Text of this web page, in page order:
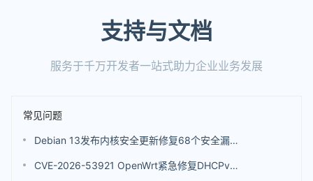
支持与文档
服务于千万开发者一站式助力企业业务发展
常见问题
Debian 13发布内核安全更新修复68个安全漏洞 包括4个评分高达9.8分的漏洞
CVE-2026-53921 OpenWrt紧急修复DHCPv6漏洞